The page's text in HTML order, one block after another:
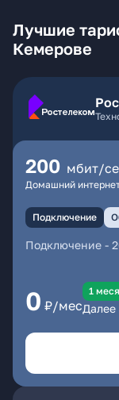
Лучшие
Кемерове
200 мбит/
Домашний
Подключение
Подключение -
0 ₽/мес
1
Далее